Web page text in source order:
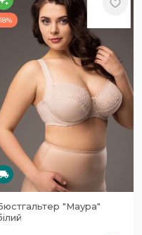
18%
"Маура"